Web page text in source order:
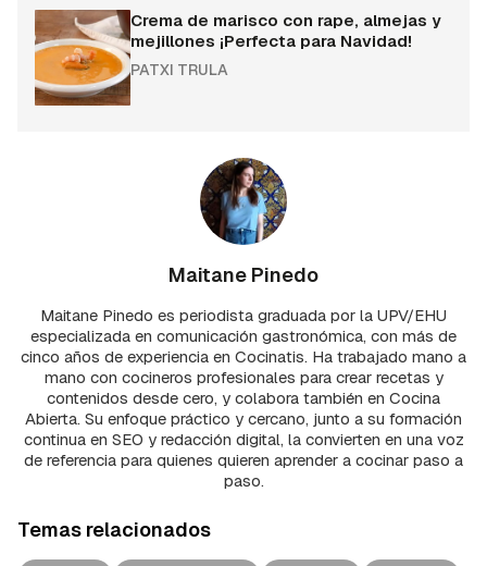
Crema de marisco con rape, almejas y
mejillones ¡Perfecta para Navidad!
PATXI TRULA
Maitane Pinedo
Maitane Pinedo es periodista graduada por la UPV/EHU
especializada en comunicación gastronómica, con más de
cinco años de experiencia en Cocinatis. Ha trabajado mano a
mano con cocineros profesionales para crear recetas y
contenidos desde cero, y colabora también en Cocina
Abierta. Su enfoque práctico y cercano, junto a su formación
continua en SEO y redacción digital, la convierten en una voz
de referencia para quienes quieren aprender a cocinar paso a
paso.
Temas relacionados